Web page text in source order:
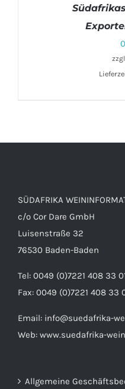
SÜDAFRIKA
c/o Cor Dare GmbH
Luisenstraße 32
76530 Baden-Baden
Tel: 0049 (0)7221 408 33
Fax: 0049 (0)7221 408 33
Email: info@suedafrika-
Web: www.suedafrika-
Allgemeine